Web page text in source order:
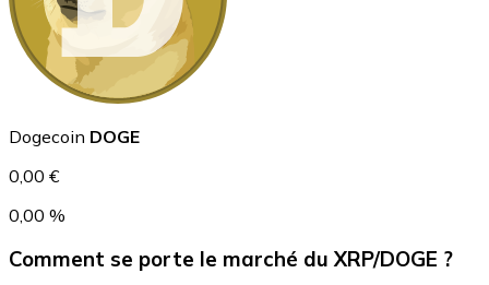
USD Coin
USDC
Dogecoin DOGE
0,00 €
0,00 %
Comment se porte le marché du XRP/DOGE ?